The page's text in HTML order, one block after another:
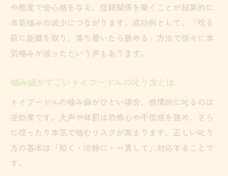
や態度で安心感を与え、信頼関係を築くことが結果的に
本気噛みの減少につながります。成功例として、「唸る
前に距離を取り、落ち着いたら褒める」方法で徐々に本
気噛みが減ったという声もあります。
噛み癖がすごいトイプードルの叱り方とは
トイプードルの噛み癖がひどい場合、感情的に叱るのは
逆効果です。大声や体罰は恐怖心や不信感を強め、さら
に唸ったり本気で噛むリスクが高まります。正しい叱り
方の基本は「短く・冷静に・一貫して」対応することで
す。